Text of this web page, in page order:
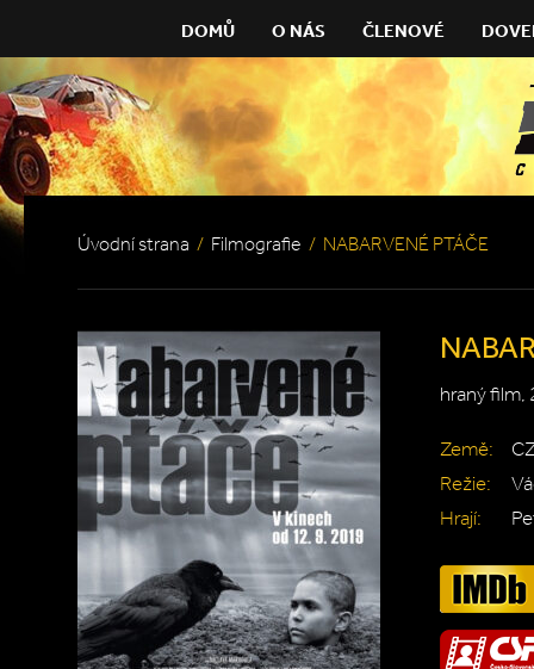
DOMŮ O NÁS ČLENOVÉ
Úvodní strana / Filmografie / NABARVENÉ PTÁČE
hraný film,
Země:
Režie:
Hrají: